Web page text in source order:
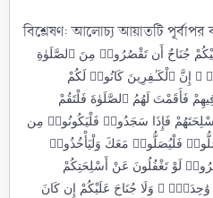
বিশ্লেষণ: আলোচ্য আয়াতটি পূর্বাপর
جُنَاحٌ أَن تَقْصُرُوا۟ مِنَ ٱلصَّلَوٰةِ
إِنَّ ٱلْكَـٰفِرِينَ كَانُوا۟ لَكُمْ
كُنتَ فِيهِمْ فَأَقَمْتَ لَهُمُ ٱلصَّلَوٰةَ فَلْتَقُمْ
فَإِذَا سَجَدُوا۟ فَلْيَكُونُوا۟ مِن
فَلْيُصَلُّوا۟ مَعَكَ وَلْيَأْخُذُوا۟
لَوْ تَغْفُلُونَ عَنْ أَسْلِحَتِكُمْ
وَٰحِدَةًۭ ۚ وَلَا جُنَاحَ عَلَيْكُمْ إِن كَانَ